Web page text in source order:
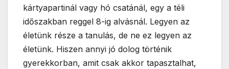
kártyapartinál vagy hó csatánál, egy a téli
időszakban reggel 8-ig alvásnál. Legyen az
életünk része a tanulás, de ne ez legyen az
életünk. Hiszen annyi jó dolog történik
gyerekkorban, amit csak akkor tapasztalhat,